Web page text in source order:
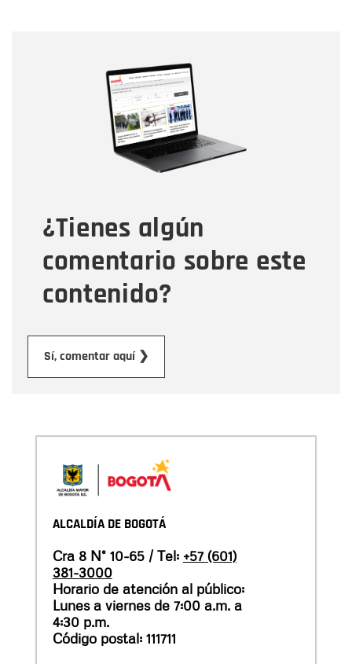
¿Tienes algún
comentario sobre este
contenido?
Sí, comentar aquí ❯
Correo electrónico
Tipo de comentario
Mensaje
ALCALDÍA DE BOGOTÁ
Cra 8 N° 10-65 / Tel: +57 (601)
381-3000
Horario de atención al público:
Lunes a viernes de 7:00 a.m. a
4:30 p.m.
Código postal: 111711